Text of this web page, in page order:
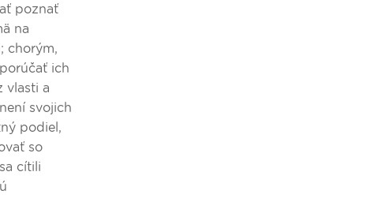
poznať
na
chorým,
ich
vlasti a
svojich
podiel,
so
cítili